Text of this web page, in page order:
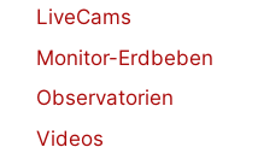
LiveCams
Monitor-Erdbeben
Observatorien
Videos